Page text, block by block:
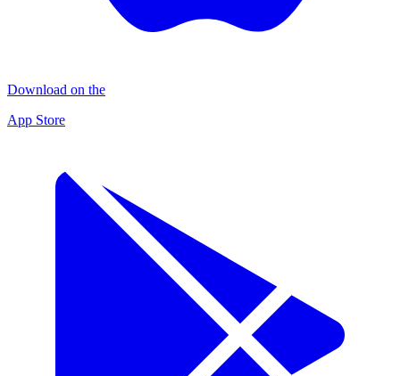
Download on the
App Store